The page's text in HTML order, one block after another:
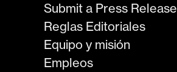
Submit a Press Release
Reglas Editoriales
Equipo y misión
Empleos